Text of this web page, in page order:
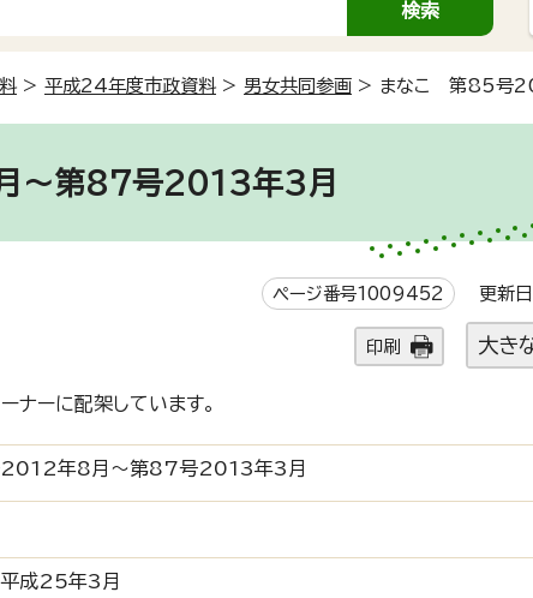
> 平成24年度市政資料 > 男女共同参画 > まなこ 第85号
～第87号2013年3月
ページ番号1009452 更新日
印刷 大き
ナーに配架しています。
年8月～第87号2013年3月
成25年3月